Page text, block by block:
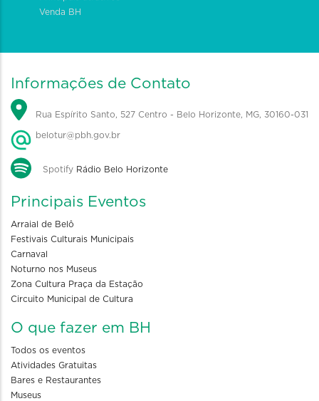
Venda BH
Informações de Contato
Rua Espírito Santo, 527 Centro - Belo Horizonte, MG, 30160-031
belotur@pbh.gov.br
Spotify Rádio Belo Horizonte
Principais Eventos
Arraial de Belô
Festivais Culturais Municipais
Carnaval
Noturno nos Museus
Zona Cultura Praça da Estação
Circuito Municipal de Cultura
O que fazer em BH
Todos os eventos
Atividades Gratuitas
Bares e Restaurantes
Museus